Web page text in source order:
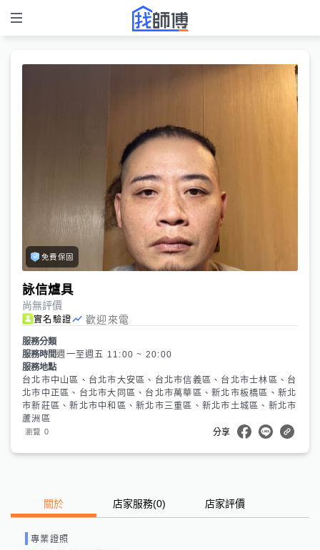
免費保固
詠信爐具
尚無評價
實名驗證 歡迎來電
服務分類
服務時間週一至週五 11:00 ~ 20:00
服務地點
台北市中山區、台北市大安區、台北市信義區、台北市士林區、台
北市中正區、台北市大同區、台北市萬華區、新北市板橋區、新北
市新莊區、新北市中和區、新北市三重區、新北市土城區、新北市
蘆洲區
瀏覽 0 分享
關於 店家服務(0) 店家評價
專業證照